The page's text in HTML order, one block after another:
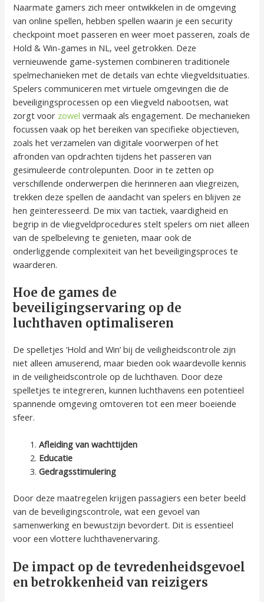
Naarmate gamers zich meer ontwikkelen in de omgeving
van online spellen, hebben spellen waarin je een security
checkpoint moet passeren en weer moet passeren, zoals de
Hold & Win-games in NL, veel getrokken. Deze
vernieuwende game-systemen combineren traditionele
spelmechanieken met de details van echte vliegveldsituaties.
Spelers communiceren met virtuele omgevingen die de
beveiligingsprocessen op een vliegveld nabootsen, wat
zorgt voor zowel vermaak als engagement. De mechanieken
focussen vaak op het bereiken van specifieke objectieven,
zoals het verzamelen van digitale voorwerpen of het
afronden van opdrachten tijdens het passeren van
gesimuleerde controlepunten. Door in te zetten op
verschillende onderwerpen die herinneren aan vliegreizen,
trekken deze spellen de aandacht van spelers en blijven ze
hen geïnteresseerd. De mix van tactiek, vaardigheid en
begrip in de vliegveldprocedures stelt spelers om niet alleen
van de spelbeleving te genieten, maar ook de
onderliggende complexiteit van het beveiligingsproces te
waarderen.
Hoe de games de
beveiligingservaring op de
luchthaven optimaliseren
De spelletjes ‘Hold and Win’ bij de veiligheidscontrole zijn
niet alleen amuserend, maar bieden ook waardevolle kennis
in de veiligheidscontrole op de luchthaven. Door deze
spelletjes te integreren, kunnen luchthavens een potentieel
spannende omgeving omtoveren tot een meer boeiende
sfeer.
Afleiding van wachttijden
Educatie
Gedragsstimulering
Door deze maatregelen krijgen passagiers een beter beeld
van de beveiligingscontrole, wat een gevoel van
samenwerking en bewustzijn bevordert. Dit is essentieel
voor een vlottere luchthavenervaring.
De impact op de tevredenheidsgevoel
en betrokkenheid van reizigers